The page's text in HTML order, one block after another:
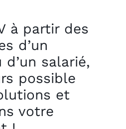
à partir des
d’un
salarié,
possible
et
votre